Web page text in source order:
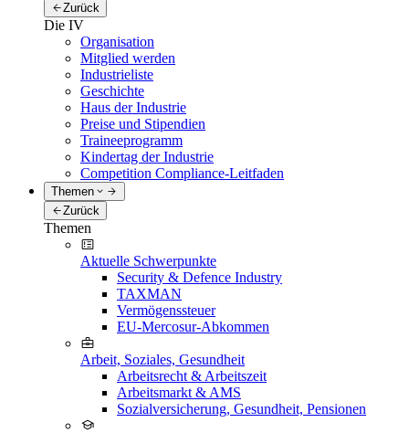
Zurück
Die IV
Organisation
Mitglied werden
Industrieliste
Geschichte
Haus der Industrie
Preise und Stipendien
Traineeprogramm
Kindertag der Industrie
Competition Compliance-Leitfaden
Themen
Zurück
Themen
Aktuelle Schwerpunkte
Security & Defence Industry
TAXMAN
Vermögenssteuer
EU-Mercosur-Abkommen
Arbeit, Soziales, Gesundheit
Arbeitsrecht & Arbeitszeit
Arbeitsmarkt & AMS
Sozialversicherung, Gesundheit, Pensionen